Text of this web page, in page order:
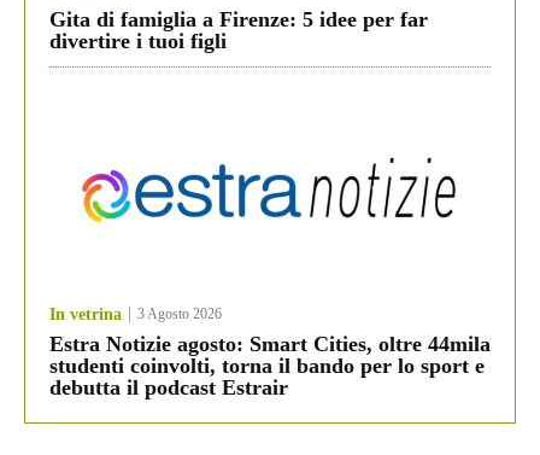
Gita di famiglia a Firenze: 5 idee per far
divertire i tuoi figli
In vetrina 3 Agosto 2026
Estra Notizie agosto: Smart Cities, oltre 44mila
studenti coinvolti, torna il bando per lo sport e
debutta il podcast Estrair